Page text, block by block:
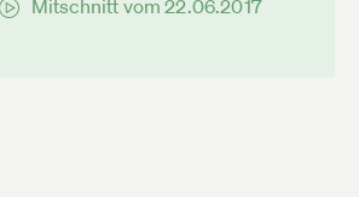
Mitschnitt vom 22.06.2017